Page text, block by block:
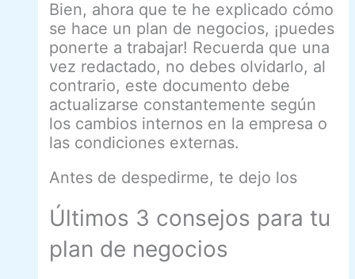
Bien, ahora que te he explicado cómo
se hace un plan de negocios, ¡puedes
ponerte a trabajar! Recuerda que una
vez redactado, no debes olvidarlo, al
contrario, este documento debe
actualizarse constantemente según
los cambios internos en la empresa o
las condiciones externas.
Antes de despedirme, te dejo los
Últimos 3 consejos para tu
plan de negocios